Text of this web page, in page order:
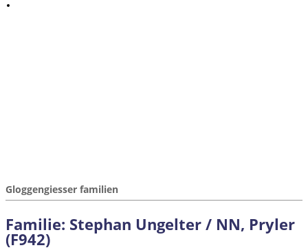
Gloggengiesser familien
Familie: Stephan Ungelter / NN, Pryler
(F942)